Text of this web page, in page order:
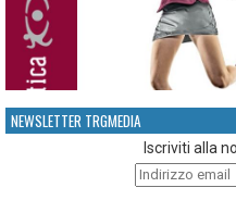
NEWSLETTER TRGMEDIA
Iscriviti alla